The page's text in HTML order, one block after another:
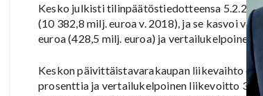
Kesko julkisti tilinpäätöstiedotteensa
(10 382,8 milj. euroa v. 2018), ja se kasvoi
euroa (428,5 milj. euroa) ja vertailukelpoinen
Keskon päivittäistavarakaupan liikevaihto oli
prosenttia ja vertailukelpoinen liikevoitto